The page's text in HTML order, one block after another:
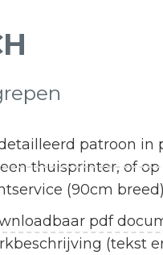
patroon in
thuisprinter, of
(90cm breed)
pdf
(tekst